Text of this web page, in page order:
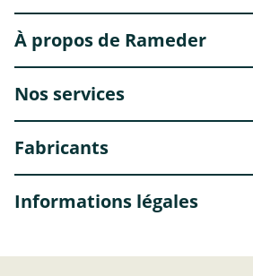
À propos de Rameder
Nos services
Fabricants
Informations légales